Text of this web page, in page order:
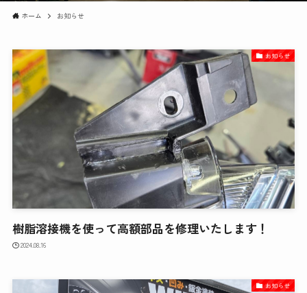
ホーム お知らせ
お知らせ
樹脂溶接機を使って高額部品を修理いたします！
2024.08.16
お知らせ